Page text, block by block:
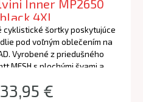
Inner MP2650
black 4XL
cyklistické šortky poskytujúce
pod voľným oblečením na
Vyrobené z priedušného
MESH s plochými švami a
podporu.
33,95 €